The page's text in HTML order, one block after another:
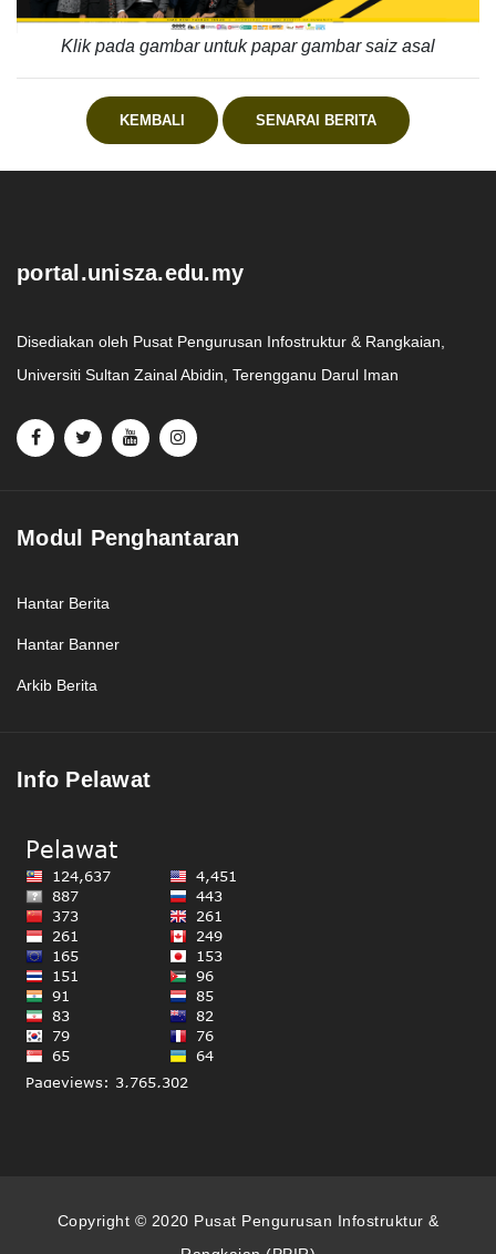
Klik pada gambar untuk papar gambar saiz asal
KEMBALI SENARAI BERITA
portal.unisza.edu.my
Disediakan oleh Pusat Pengurusan Infostruktur & Rangkaian,
Universiti Sultan Zainal Abidin, Terengganu Darul Iman
Modul Penghantaran
Hantar Berita
Hantar Banner
Arkib Berita
Info Pelawat
Copyright © 2020 Pusat Pengurusan Infostruktur &